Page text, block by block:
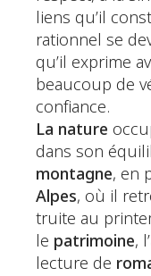
liens qu’il
rationnel se
qu’il exprime
beaucoup de
confiance.
La nature
dans son
montagne, en
Alpes, où il
truite au
le patrimoine, l’
lecture de